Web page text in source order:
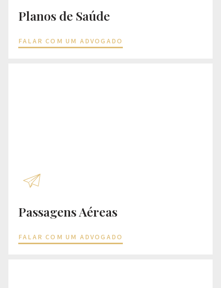
Planos de Saúde
FALAR COM UM ADVOGADO
Passagens Aéreas
FALAR COM UM ADVOGADO